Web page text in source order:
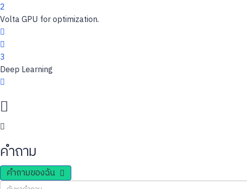
2
Volta GPU for optimization.
3
Deep Learning
คำถาม
คำถามของฉัน